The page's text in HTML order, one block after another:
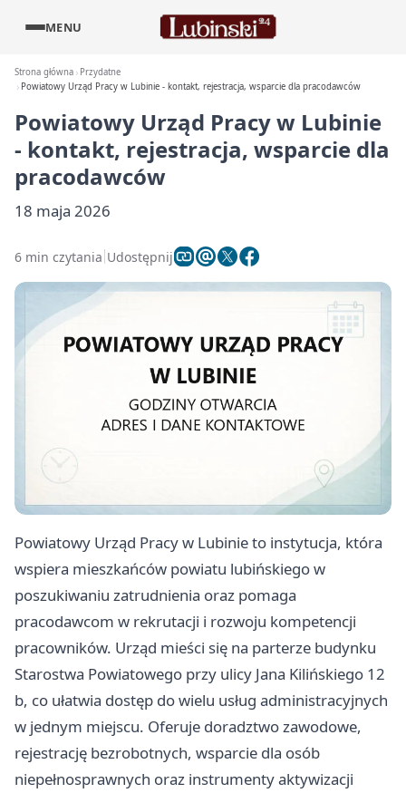
MENU
Strona główna
Przydatne
Powiatowy Urząd Pracy w Lubinie - kontakt, rejestracja, wsparcie dla pracodawców
Powiatowy Urząd Pracy w Lubinie
- kontakt, rejestracja, wsparcie dla
pracodawców
18 maja 2026
6 min czytania Udostępnij
Powiatowy Urząd Pracy w Lubinie to instytucja, która
wspiera mieszkańców powiatu lubińskiego w
poszukiwaniu zatrudnienia oraz pomaga
pracodawcom w rekrutacji i rozwoju kompetencji
pracowników. Urząd mieści się na parterze budynku
Starostwa Powiatowego przy ulicy Jana Kilińskiego 12
b, co ułatwia dostęp do wielu usług administracyjnych
w jednym miejscu. Oferuje doradztwo zawodowe,
rejestrację bezrobotnych, wsparcie dla osób
niepełnosprawnych oraz instrumenty aktywizacji